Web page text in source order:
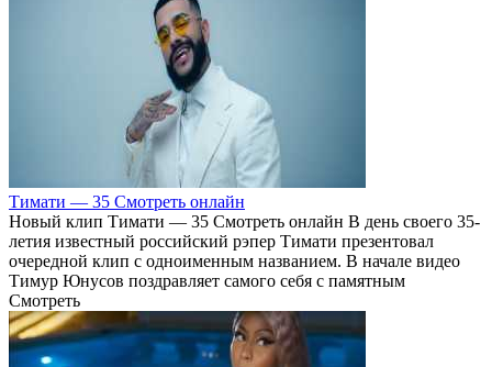
Тимати — 35 Смотреть онлайн
Новый клип Тимати — 35 Смотреть онлайн В день своего 35-
летия известный российский рэпер Тимати презентовал
очередной клип с одноименным названием. В начале видео
Тимур Юнусов поздравляет самого себя с памятным
Смотреть